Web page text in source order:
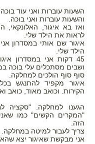
השעות עוברות ואני עוד
והשעות עוברות ואני בוכה.
ואז בא איגור,
לראות את הילד שלי.
איגור שם אותי במסדרון
הילד שלי.
45 דקות אני במסדרון
ושבים מסתכלים עלי בוכה
סוף סוף הולכים למחלקה.
איגור מקפיד להתנגש
הקירות. וכואב מאוד, כואב
"המקרים הקשים" כמו
הזה.
צריך לעבור למיטה במחלקה.
אני מבקשת שאיגור יצא